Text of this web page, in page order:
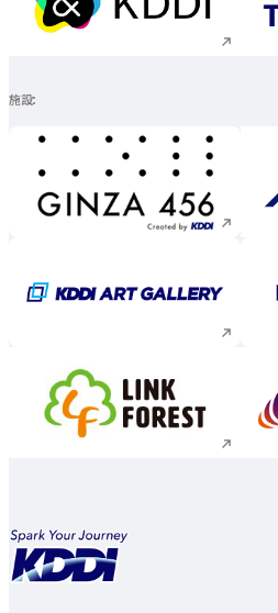
新規ウィンドウで開く
施設
新規ウィンドウで開く
新規ウィンドウで開く
新規ウィンドウで開く